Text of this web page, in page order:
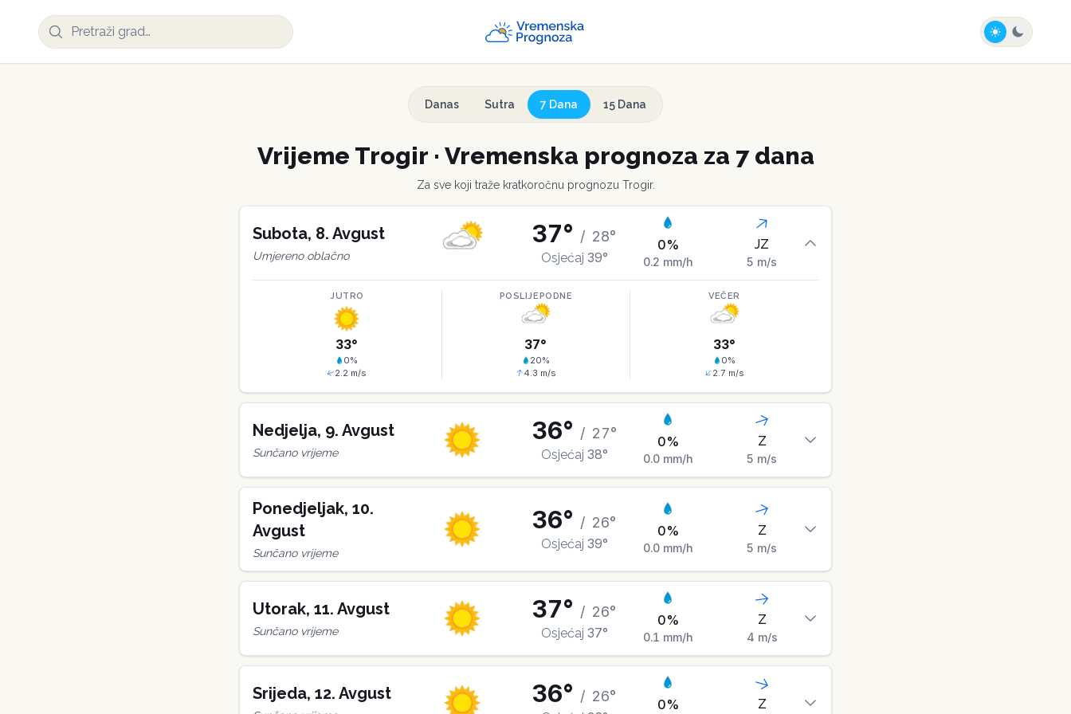
Danas Sutra 7 Dana 15 Dana
Vrijeme Trogir· Vremenska prognoza za 7 dana
Za sve koji traže kratkoročnu prognozu Trogir.
Subota, 8. Avgust
Umjereno oblačno
37° / 28°
Osjećaj 39°
0%
0.2 mm/h
JZ
5 m/s
JUTRO
33°
0%
2.2 m/s
POSLIJEPODNE
37°
20%
4.3 m/s
VEČER
33°
0%
2.7 m/s
Nedjelja, 9. Avgust
Sunčano vrijeme
36° / 27°
Osjećaj 38°
0%
0.0mm/h
Z
5 m/s
Ponedjeljak, 10.
Avgust
Sunčano vrijeme
36° / 26°
Osjećaj 39°
0%
0.0mm/h
Z
5 m/s
Utorak, 11. Avgust
Sunčano vrijeme
37° / 26°
Osjećaj 37°
0%
0.1 mm/h
Z
4 m/s
Srijeda, 12. Avgust 36° / 26°
0% Z